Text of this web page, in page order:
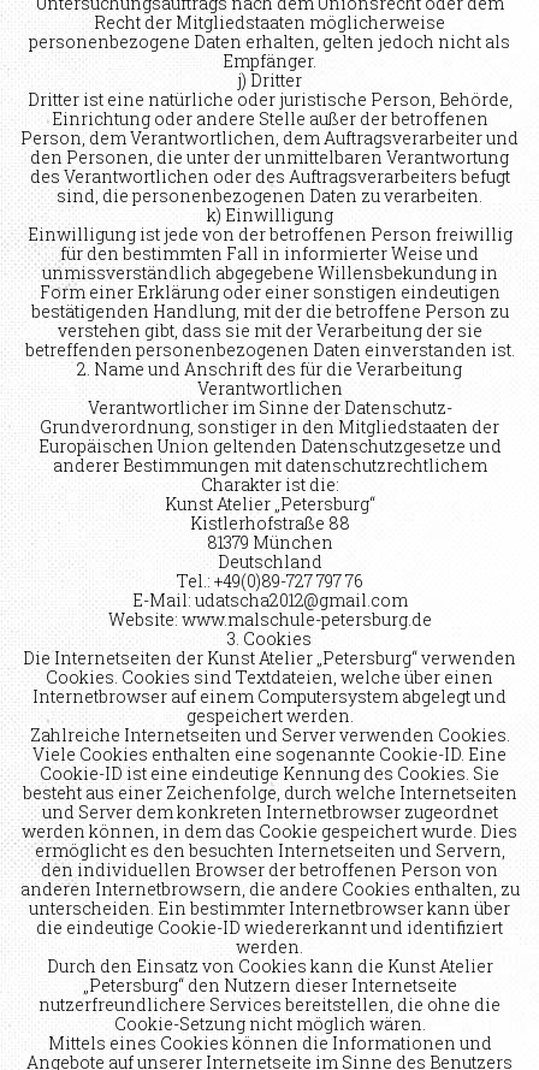
Recht der Mitgliedstaaten möglicherweise
personenbezogene Daten erhalten, gelten jedoch nicht als
Empfänger.
j) Dritter
Dritter ist eine natürliche oder juristische Person, Behörde,
Einrichtung oder andere Stelle außer der betroffenen
Person, dem Verantwortlichen, dem Auftragsverarbeiter und
den Personen, die unter der unmittelbaren Verantwortung
des Verantwortlichen oder des Auftragsverarbeiters befugt
sind, die personenbezogenen Daten zu verarbeiten.
k) Einwilligung
Einwilligung ist jede von der betroffenen Person freiwillig
für den bestimmten Fall in informierter Weise und
unmissverständlich abgegebene Willensbekundung in
Form einer Erklärung oder einer sonstigen eindeutigen
bestätigenden Handlung, mit der die betroffene Person zu
verstehen gibt, dass sie mit der Verarbeitung der sie
betreffenden personenbezogenen Daten einverstanden ist.
2. Name und Anschrift des für die Verarbeitung
Verantwortlichen
Verantwortlicher im Sinne der Datenschutz-
Grundverordnung, sonstiger in den Mitgliedstaaten der
Europäischen Union geltenden Datenschutzgesetze und
anderer Bestimmungen mit datenschutzrechtlichem
Charakter ist die:
Kunst Atelier „Petersburg“
Kistlerhofstraße 88
81379 München
Deutschland
Tel.: +49(0)89-727 797 76
E-Mail: udatscha2012@gmail.com
Website: www.malschule-petersburg.de
3. Cookies
Die Internetseiten der Kunst Atelier „Petersburg“ verwenden
Cookies. Cookies sind Textdateien, welche über einen
Internetbrowser auf einem Computersystem abgelegt und
gespeichert werden.
Zahlreiche Internetseiten und Server verwenden Cookies.
Viele Cookies enthalten eine sogenannte Cookie-ID. Eine
Cookie-ID ist eine eindeutige Kennung des Cookies. Sie
besteht aus einer Zeichenfolge, durch welche Internetseiten
und Server dem konkreten Internetbrowser zugeordnet
werden können, in dem das Cookie gespeichert wurde. Dies
ermöglicht es den besuchten Internetseiten und Servern,
den individuellen Browser der betroffenen Person von
anderen Internetbrowsern, die andere Cookies enthalten, zu
unterscheiden. Ein bestimmter Internetbrowser kann über
die eindeutige Cookie-ID wiedererkannt und identifiziert
werden.
Durch den Einsatz von Cookies kann die Kunst Atelier
„Petersburg“ den Nutzern dieser Internetseite
nutzerfreundlichere Services bereitstellen, die ohne die
Cookie-Setzung nicht möglich wären.
Mittels eines Cookies können die Informationen und
Angebote auf unserer Internetseite im Sinne des Benutzers